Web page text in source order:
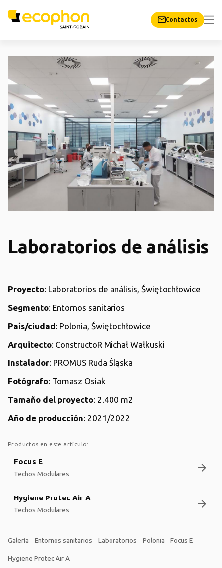
Contactos
Laboratorios de análisis
Proyecto: Laboratorios de análisis, Świętochłowice
Segmento: Entornos sanitarios
País/ciudad: Polonia, Świętochłowice
Arquitecto: ConstructoR Michał Wałkuski
Instalador: PROMUS Ruda Śląska
Fotógrafo: Tomasz Osiak
Tamaño del proyecto: 2.400 m2
Año de producción: 2021/2022
Productos en este artículo:
Focus E
Techos Modulares arrow_forward
Hygiene Protec Air A
Techos Modulares arrow_forward
Galería Entornos sanitarios Laboratorios Polonia Focus E
Hygiene Protec Air A